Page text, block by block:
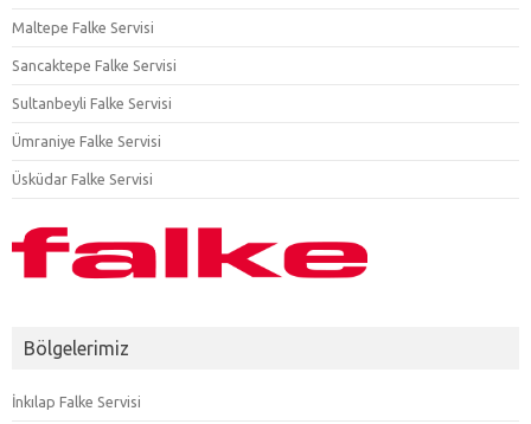
Maltepe Falke Servisi
Sancaktepe Falke Servisi
Sultanbeyli Falke Servisi
Ümraniye Falke Servisi
Üsküdar Falke Servisi
Bölgelerimiz
İnkılap Falke Servisi